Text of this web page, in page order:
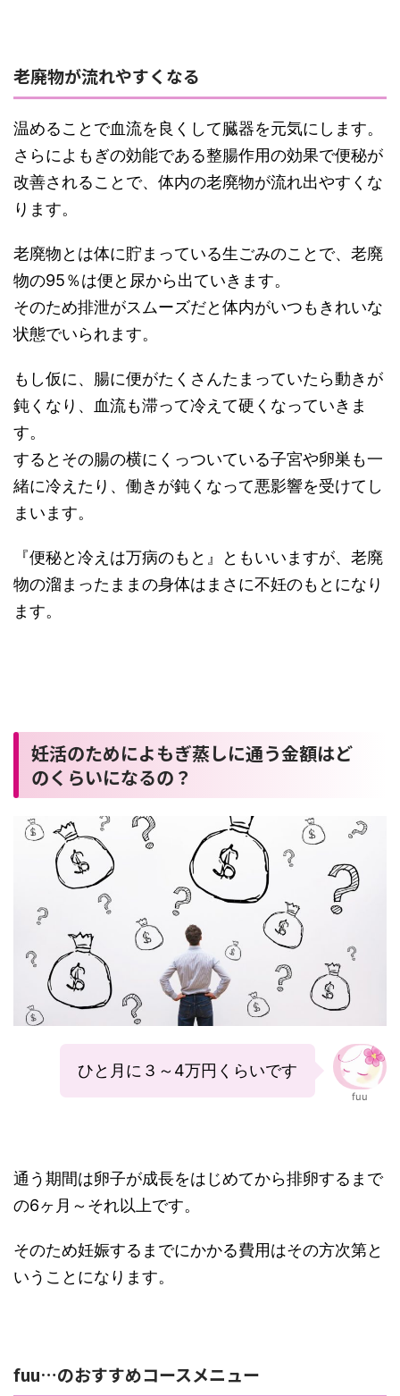
老廃物が流れやすくなる
温めることで血流を良くして臓器を元気にします。
さらによもぎの効能である整腸作用の効果で便秘が
改善されることで、体内の老廃物が流れ出やすくな
ります。
老廃物とは体に貯まっている生ごみのことで、老廃
物の95％は便と尿から出ていきます。
そのため排泄がスムーズだと体内がいつもきれいな
状態でいられます。
もし仮に、腸に便がたくさんたまっていたら動きが
鈍くなり、血流も滞って冷えて硬くなっていきま
す。
するとその腸の横にくっついている子宮や卵巣も一
緒に冷えたり、働きが鈍くなって悪影響を受けてし
まいます。
『便秘と冷えは万病のもと』ともいいますが、老廃
物の溜まったままの身体はまさに不妊のもとになり
ます。
妊活のためによもぎ蒸しに通う金額はど
のくらいになるの？
ひと月に３～4万円くらいです
fuu
通う期間は卵子が成長をはじめてから排卵するまで
の6ヶ月～それ以上です。
そのため妊娠するまでにかかる費用はその方次第と
いうことになります。
fuu…のおすすめコースメニュー